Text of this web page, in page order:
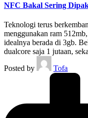
NFC Bakal Sering
Teknologi terus
menggunakan ram
idealnya berada di 3gb.
dualcore saja 1 jutaan,
Posted by
Tofa